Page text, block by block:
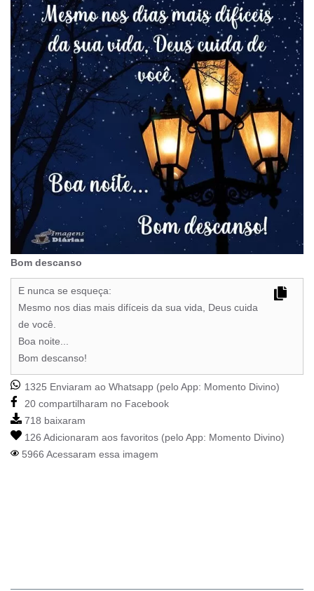
Bom descanso
E nunca se esqueça:
Mesmo nos dias mais difíceis da sua vida, Deus cuida
de você.
Boa noite...
Bom descanso!
1325 Enviaram ao Whatsapp (pelo App: Momento Divino)
20 compartilharam no Facebook
718 baixaram
126 Adicionaram aos favoritos (pelo App: Momento Divino)
5966 Acessaram essa imagem